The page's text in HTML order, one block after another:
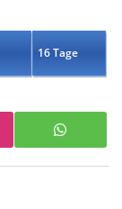
16 Tage